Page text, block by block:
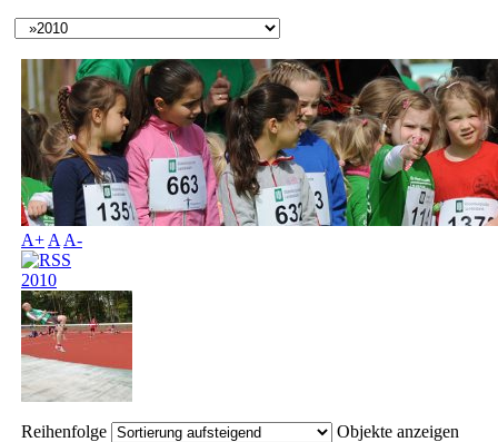
A+ A A-
2010
Reihenfolge Objekte anzeigen